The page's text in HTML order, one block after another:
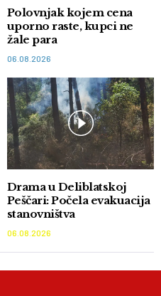
Polovnjak kojem cena
uporno raste, kupci ne
žale para
06.08.2026
Drama u Deliblatskoj
Peščari: Počela evakuacija
stanovništva
06.08.2026